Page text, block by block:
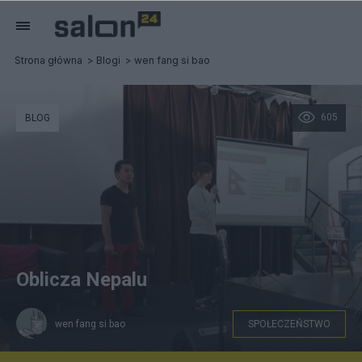
Strona główna Blogi wen fang si bao
605
BLOG
Oblicza Nepalu
wen fang si bao SPOŁECZEŃSTWO